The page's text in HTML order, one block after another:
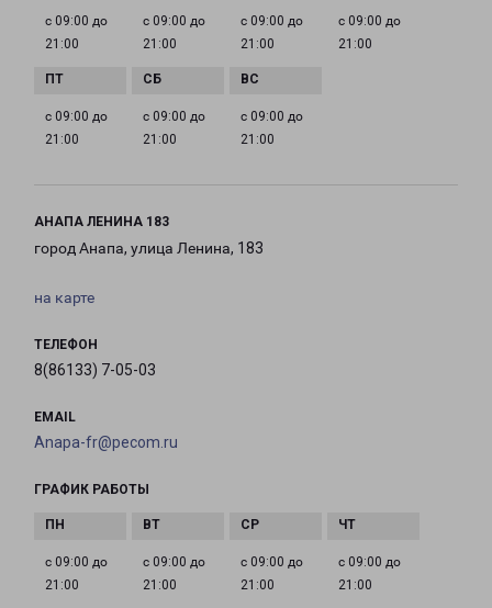
с 09:00 до
21:00
с 09:00 до
21:00
с 09:00 до
21:00
с 09:00 до
21:00
с 09:00 до
21:00
с 09:00 до
21:00
с 09:00 до
21:00
АНАПА ЛЕНИНА 183
город Анапа, улица Ленина, 183
на карте
ТЕЛЕФОН
8(86133) 7-05-03
EMAIL
Anapa-fr@pecom.ru
ГРАФИК РАБОТЫ
с 09:00 до
21:00
с 09:00 до
21:00
с 09:00 до
21:00
с 09:00 до
21:00